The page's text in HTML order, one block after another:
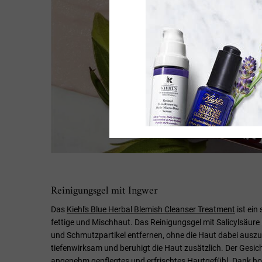
Reinigungsgel mit Ingwer
Das Kiehl's Blue Herbal Blemish Cleanser Treatment ist ein
fettige und Mischhaut. Das Reinigungsgel mit
und Schmutzpartikel entfernen, ohne die Haut dabei
tiefenwirksam und beruhigt die Haut zusätzlich. Der